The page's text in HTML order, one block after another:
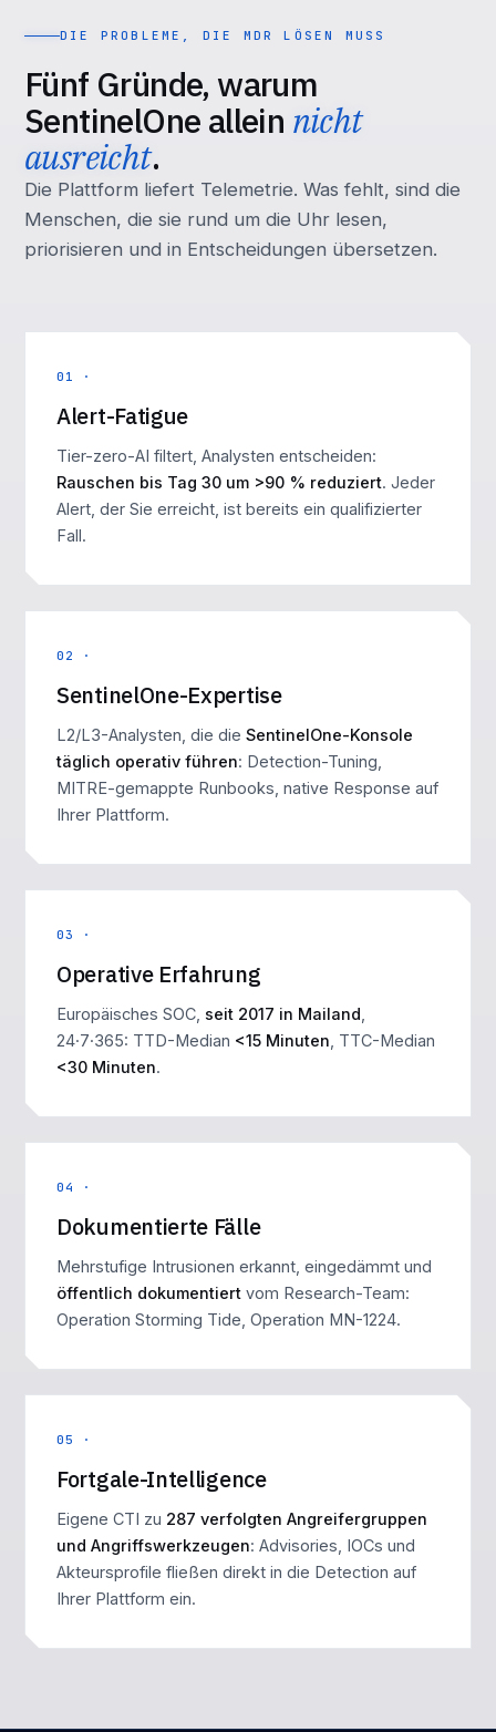
DIE PROBLEME, DIE MDR LÖSEN MUSS
Fünf Gründe, warum
SentinelOne allein nicht
ausreicht.
Die Plattform liefert Telemetrie. Was fehlt, sind die
Menschen, die sie rund um die Uhr lesen,
priorisieren und in Entscheidungen übersetzen.
01 ·
Alert-Fatigue
Tier-zero-AI filtert, Analysten entscheiden:
Rauschen bis Tag 30 um >90 % reduziert. Jeder
Alert, der Sie erreicht, ist bereits ein qualifizierter
Fall.
02 ·
SentinelOne-Expertise
L2/L3-Analysten, die die SentinelOne-Konsole
täglich operativ führen: Detection-Tuning,
MITRE-gemappte Runbooks, native Response auf
Ihrer Plattform.
03 ·
Operative Erfahrung
Europäisches SOC, seit 2017 in Mailand
24·7·365: TTD-Median <15 Minuten , TTC-Median
<30 Minuten.
04 ·
Dokumentierte Fälle
Mehrstufige Intrusionen erkannt, eingedämmt und
öffentlich dokumentiert vom Research-Team:
Operation Storming Tide Operation MN-1224.
05 ·
Fortgale-Intelligence
Eigene CTI zu 287 verfolgten Angreifergruppen
und Angriffswerkzeugen: Advisories, IOCs und
Akteursprofile fließen direkt in die Detection auf
Ihrer Plattform ein.